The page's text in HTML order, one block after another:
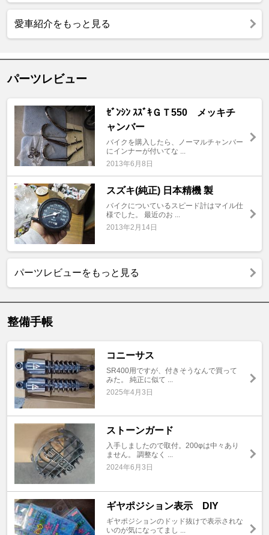
愛車紹介をもっと見る
パーツレビュー
ｾﾞﾝｼﾝ ｽｽﾞｷＧＴ550 メッキチ
ャンバー
バイクを購入したら、ノーマルチャンバー
にインナーが付いてな ...
2013年6月8日
スズキ(純正) 日本精機 製
バイクについているスピード計はマイル仕
様でした。 最近のお ...
2013年2月14日
パーツレビューをもっと見る
整備手帳
コニーサス
SR400用ですが、付きそうなんで買って
みた。 純正に似て ...
2025年4月3日
ストーンガード
入手しましたので取付。200φは中々あり
ません。 調整なく ...
2024年6月3日
ギヤポジション表示 DIY
ギヤポジションのドッド抜けで表示されな
いのが気になってまし ...